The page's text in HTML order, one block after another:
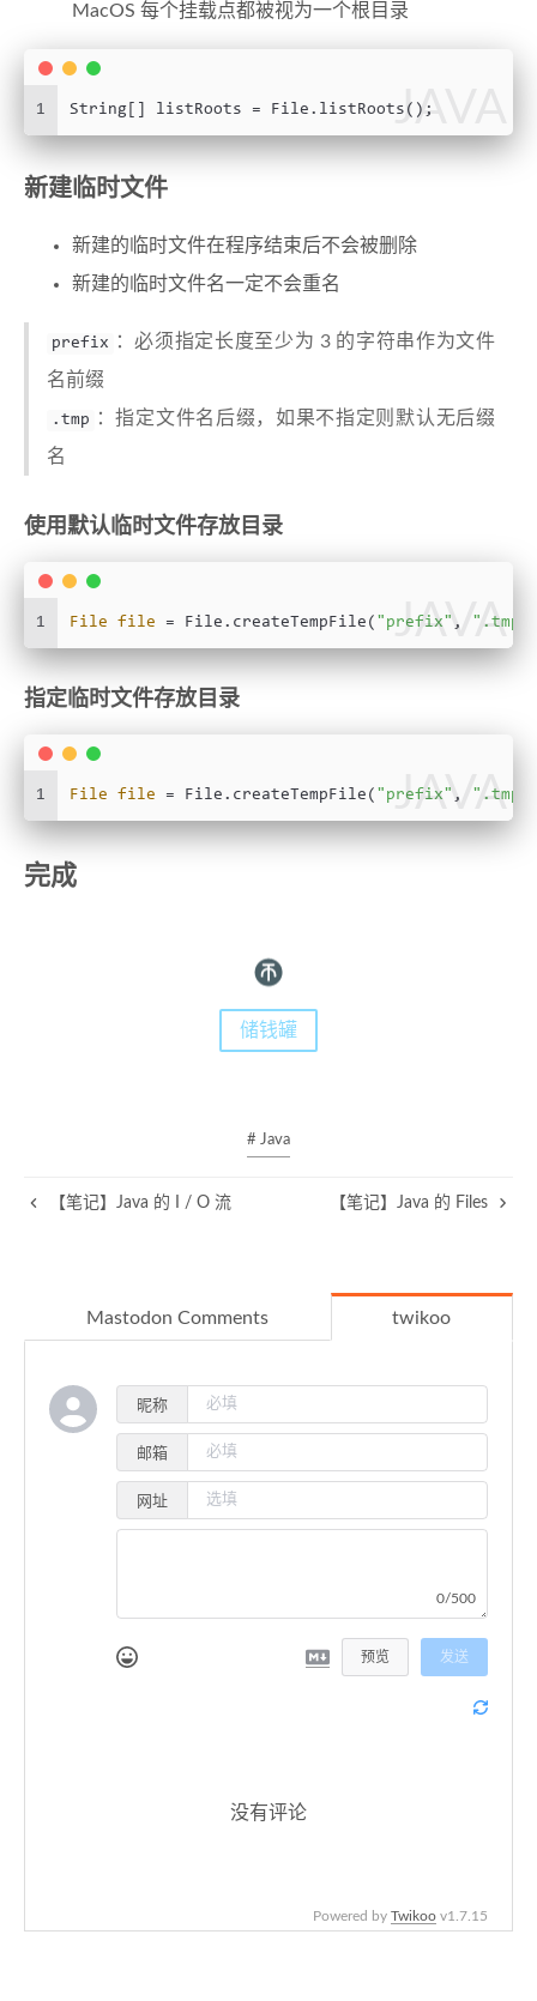
MacOS 每个挂载点都被视为一个根目录
JAVA
1 String[] listRoots = File.listRoots();
新建临时文件
新建的临时文件在程序结束后不会被删除
新建的临时文件名一定不会重名
prefix
：必须指定长度至少为 3 的字符串作为文件
名前缀
.tmp
：指定文件名后缀，如果不指定则默认无后缀
名
使用默认临时文件存放目录
JAVA
1 File file = File.createTempFile( "prefix" , ".tmp"
指定临时文件存放目录
JAVA
1 File file = File.createTempFile( "prefix" , ".tmp"
完成
储钱罐
# Java
【笔记】Java 的 I / O 流 【笔记】Java 的 Files
Mastodon Comments twikoo
昵称
邮箱
网址
0/500
预览 发送
没有评论
Powered by Twikoo v1.7.15